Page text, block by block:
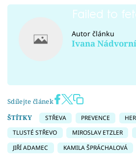
Failed to
Autor článku
Ivana
Sdílejte článek
ŠTÍTKY
STŘEVA PREVENCE
TLUSTÉ STŘEVO
MIROSLAV ETZLER
JIŘÍ ADAMEC
KAMILA ŠPRÁCHALOVÁ